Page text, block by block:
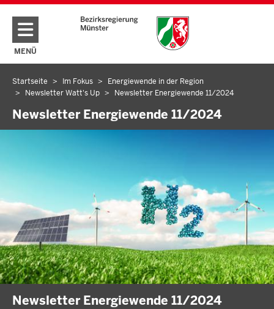
Direkt zum Inhalt
MENÜ
NAVIGATION AKTIVIEREN/DEAKTIVIEREN: HAUPTMENÜ
Sie
befinden
sich
hier
Startseite Im Fokus
Energiewende in der Region
Newsletter Watt's Up
Newsletter Energiewende 11/2024
Newsletter Energiewende 11/2024
Newsletter Energiewende 11/2024